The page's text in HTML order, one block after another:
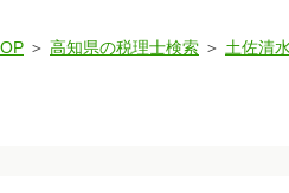
高知県の税理士検索 土佐清